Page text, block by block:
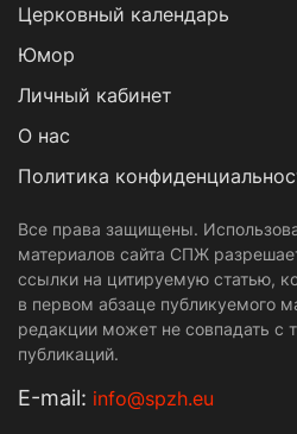
Церковный календарь
Юмор
Личный кабинет
О нас
Политика
Все права защищены.
материалов сайта СПЖ
ссылки на цитируемую статью,
в первом абзаце публикуемого
редакции может не совпадать с
публикаций.
Е-mail: info@spzh.eu